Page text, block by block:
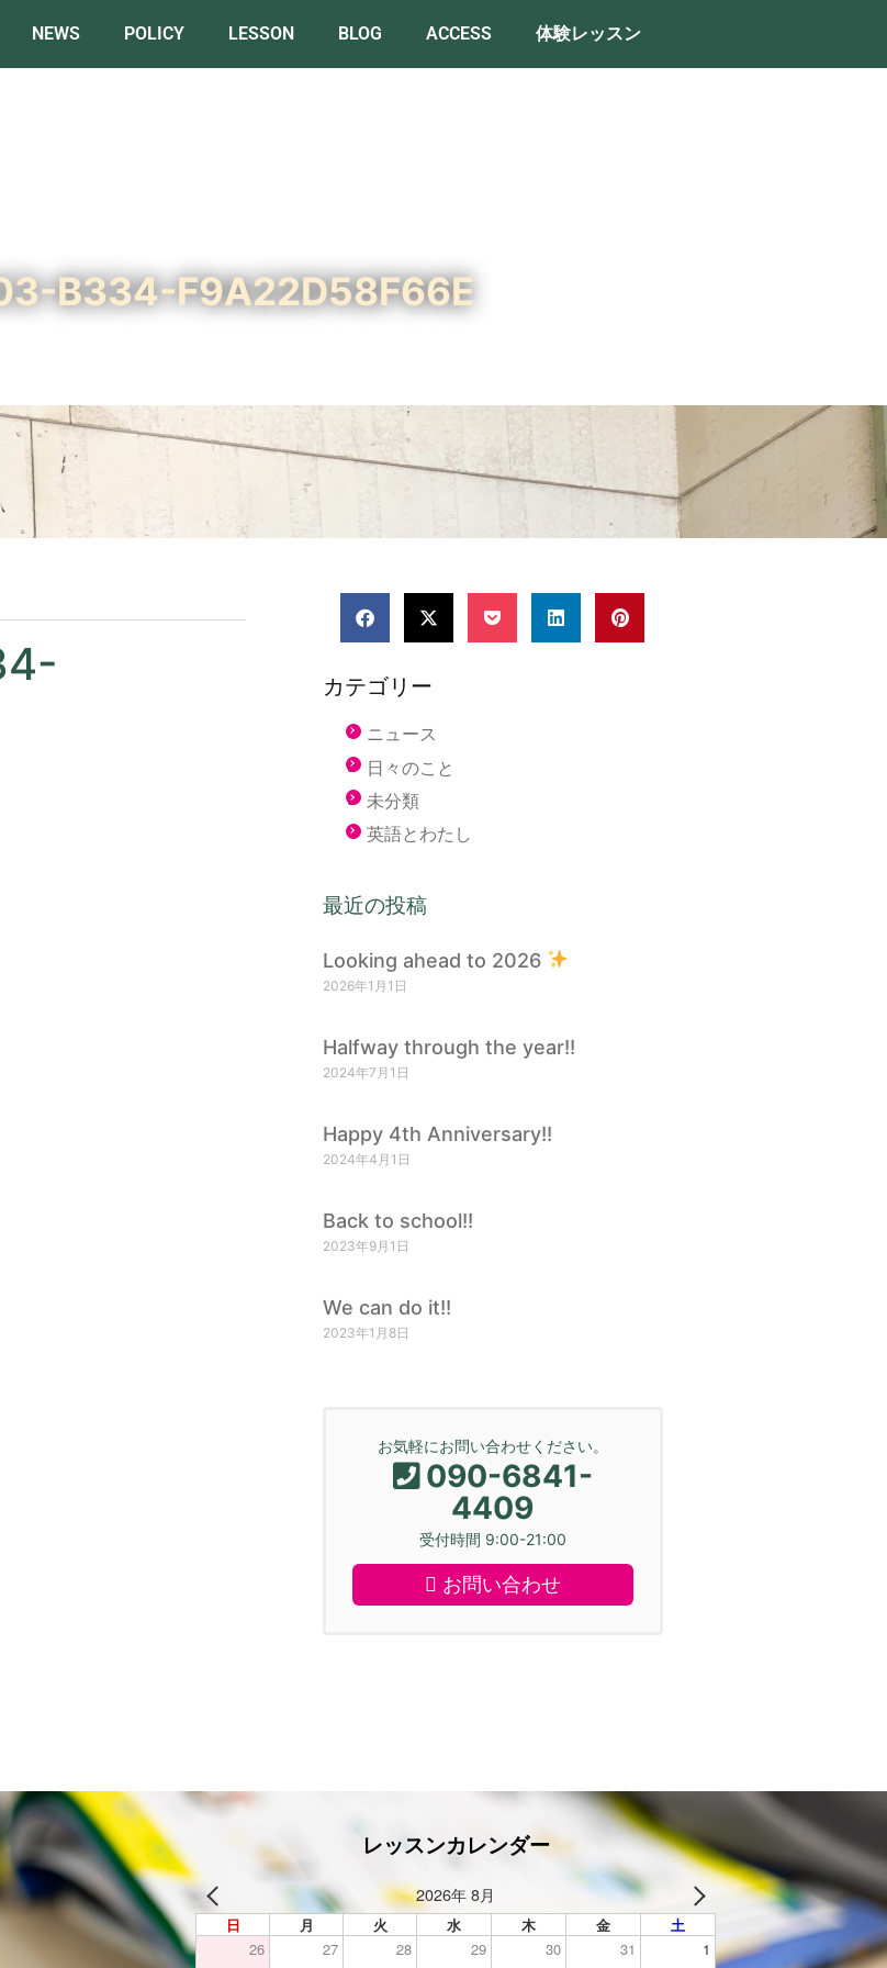
NEWS POLICY LESSON BLOG ACCESS 体験レッスン
B334-F9A22D58F66E
カテゴリー
ニュース
日々のこと
未分類
英語とわたし
最近の投稿
Looking ahead to 2026
2026年1月1日
Halfway through the year!!
2024年7月1日
Happy 4th Anniversary!!
2024年4月1日
Back to school!!
2023年9月1日
We can do it!!
2023年1月8日
お気軽にお問い合わせください。
090-6841-
4409
受付時間 9:00-21:00
お問い合わせ
レッスンカレンダー
2026年 8月
日 月 火 水 木 金
土
26
27 28 29 30 31 1